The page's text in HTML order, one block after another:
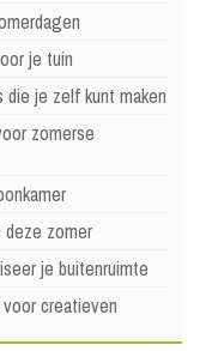
je tuin
die je zelf kunt maken
zomerse
deze zomer
je buitenruimte
creatieven